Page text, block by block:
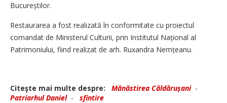
Bucureștilor.
Restaurarea a fost realizată în conformitate cu proiectul
comandat de Ministerul Culturii, prin Institutul Național al
Patrimoniului, fiind realizat de arh. Ruxandra Nemțeanu.
Citeşte mai multe despre: Mănăstirea Căldă­rușani-
Patriarhul Daniel- sfintire